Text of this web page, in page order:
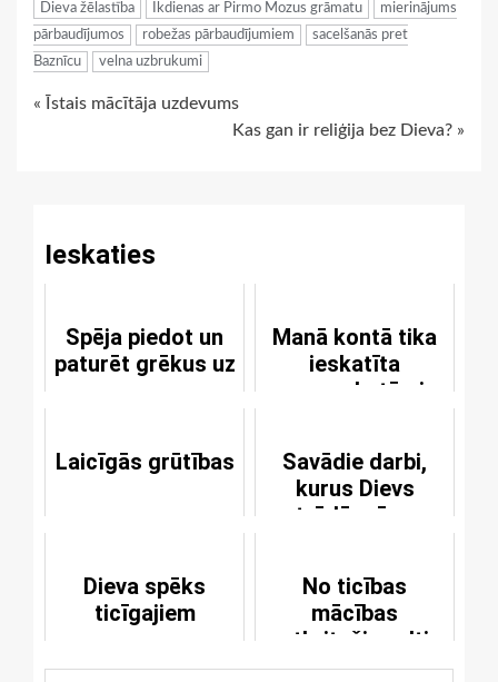
Dieva žēlastība
Ikdienas ar Pirmo Mozus grāmatu
mierinājums
pārbaudījumos
robežas pārbaudījumiem
sacelšanās pret
Baznīcu
velna uzbrukumi
Continue
« Īstais mācītāja uzdevums
Kas gan ir reliģija bez Dieva? »
Ieskaties
Spēja piedot un
paturēt grēkus uz
Manā kontā tika
ieskatīta
neaprakstāmi
Laicīgās grūtības
Savādie darbi,
kurus Dievs
strādā mūsos
Dieva spēks
ticīgajiem
No ticības
mācības
atkritušie velti
paklausa